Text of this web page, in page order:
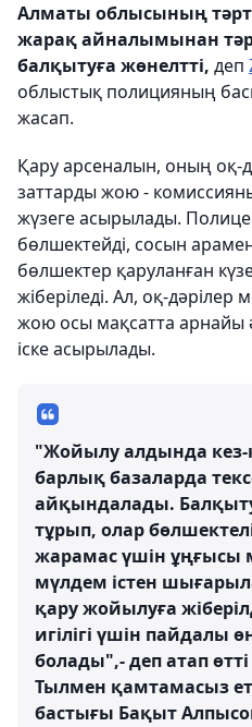
Алматы облысының
жарақ айналымынан
балқытуға жөнелтті, деп
облыстық полицияның
жасап.
Қару арсеналын, оның оқ-
заттарды жою -
жүзеге асырылады.
бөлшектейді, сосын
бөлшектер қаруланған
жіберіледі. Ал, оқ-
жою осы мақсатта арнайы
іске асырылады.
"Жойылу алдында кез-
барлық базаларда
айқындалады.
тұрып, олар
жарамас үшін ұңғысы
мүлдем істен
қару жойылуға
игілігі үшін пайдалы
болады",- деп атап
Тылмен қамтамасыз
бастығы Бақыт